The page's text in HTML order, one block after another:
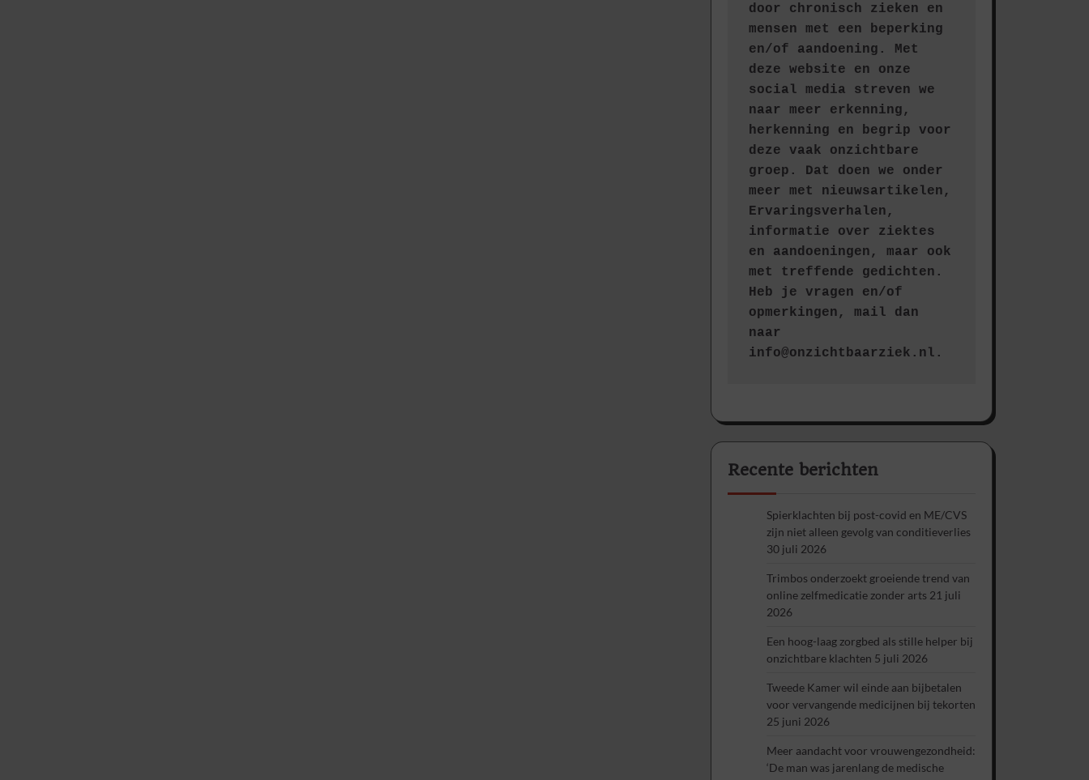
door chronisch zieken en
mensen met een beperking
en/of aandoening. Met
deze website en onze
social media streven we
naar meer erkenning,
herkenning en begrip voor
deze vaak onzichtbare
groep. Dat doen we onder
meer met nieuwsartikelen,
Ervaringsverhalen,
informatie over ziektes
en aandoeningen, maar ook
met treffende gedichten.
Heb je vragen en/of
opmerkingen, mail dan
naar
info@onzichtbaarziek.nl.
Recente berichten
Spierklachten bij post-covid en ME/CVS
zijn niet alleen gevolg van conditieverlies
30 juli 2026
Trimbos onderzoekt groeiende trend van
online zelfmedicatie zonder arts 21 juli
2026
Een hoog-laag zorgbed als stille helper bij
onzichtbare klachten 5 juli 2026
Tweede Kamer wil einde aan bijbetalen
voor vervangende medicijnen bij tekorten
25 juni 2026
Meer aandacht voor vrouwengezondheid:
‘De man was jarenlang de medische